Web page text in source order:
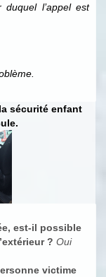
l’appel est
sécurité enfant
est-il possible
? Oui
victime